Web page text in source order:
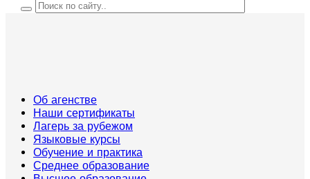
Об агенстве
Наши сертификаты
Лагерь за рубежом
Языковые курсы
Обучение и практика
Среднее образование